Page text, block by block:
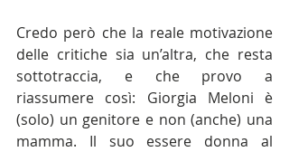
Credo però che la reale motivazione
delle critiche sia un’altra, che resta
sottotraccia, e che provo a
riassumere così: Giorgia Meloni è
(solo) un genitore e non (anche) una
mamma. Il suo essere donna al